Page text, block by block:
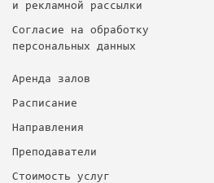
и рекламной рассылки
Согласие на обработку
персональных данных
Аренда залов
Расписание
Направления
Преподаватели
Стоимость услуг